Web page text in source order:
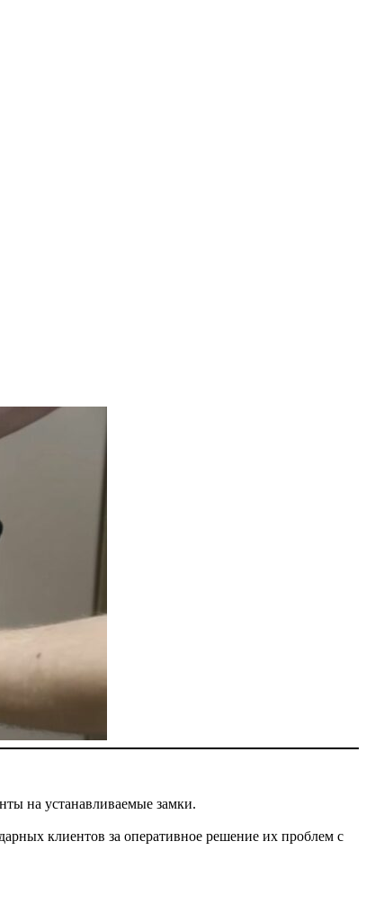
на устанавливаемые замки.
клиентов за оперативное решение их проблем с